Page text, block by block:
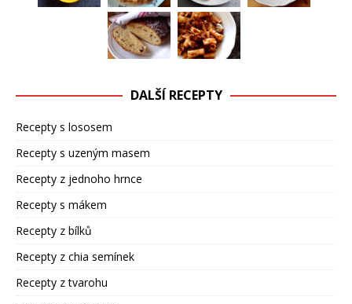
DALŠÍ RECEPTY
Recepty s lososem
Recepty s uzeným masem
Recepty z jednoho hrnce
Recepty s mákem
Recepty z bílků
Recepty z chia semínek
Recepty z tvarohu